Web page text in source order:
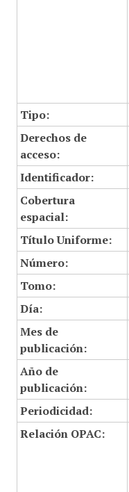
Tipo:
Derechos de
acceso:
Identificador:
Cobertura
espacial:
Título Uniforme:
Número:
Tomo:
Día:
Mes de
publicación:
Año de
publicación:
Periodicidad:
Relación OPAC: